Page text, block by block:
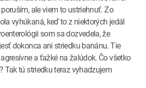
ale viem to ustriehnuť. Zo
vyhúkaná, keď to z niektorých jedál
som sa dozvedela, že
dokonca ani striedku banánu. Tie
a ťažké na žalúdok. Čo všetko
Tak tú striedku teraz vyhadzujem